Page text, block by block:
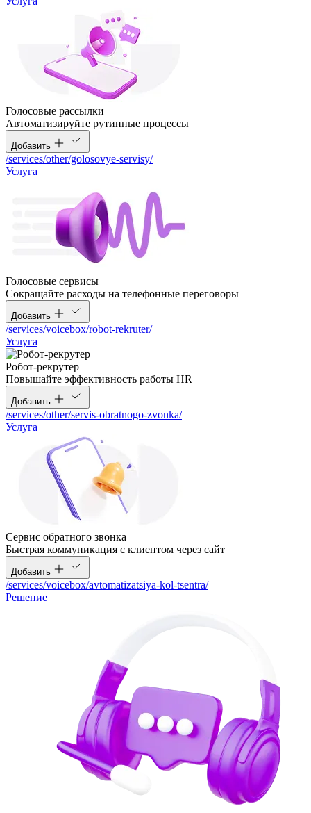
Голосовые рассылки
Автоматизируйте рутинные процессы
Добавить
/services/other/golosovye-servisy/
Услуга
Голосовые сервисы
Сокращайте расходы на телефонные переговоры
Добавить
/services/voicebox/robot-rekruter/
Услуга
Робот-рекрутер
Повышайте эффективность работы HR
Добавить
/services/other/servis-obratnogo-zvonka/
Услуга
Сервис обратного звонка
Быстрая коммуникация с клиентом через сайт
Добавить
/services/voicebox/avtomatizatsiya-kol-tsentra/
Решение